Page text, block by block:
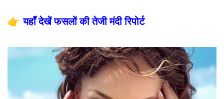
👉यहाँ देखें फसलों की तेजी मंदी रिपोर्ट